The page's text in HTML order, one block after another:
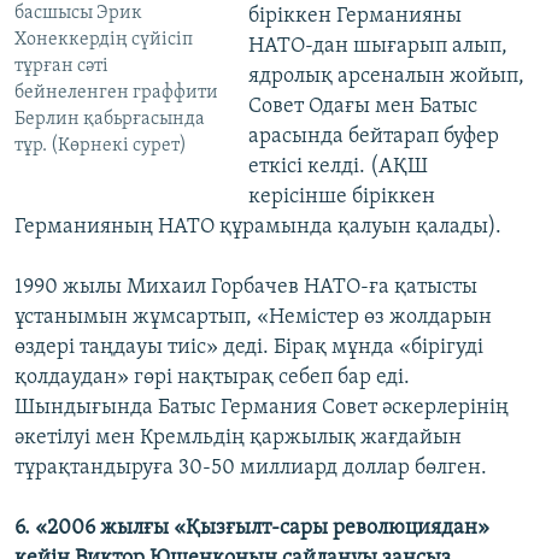
басшысы Эрик
Хонеккердің сүйісіп
тұрған сәті
бейнеленген граффити
Берлин қабьрғасында
тұр. (Көрнекі сурет)
біріккен Германияны
НАТО-дан шығарып алып,
ядролық арсеналын жойып,
Совет Одағы мен Батыс
арасында бейтарап буфер
еткісі келді. (АҚШ
керісінше біріккен
Германияның НАТО құрамында қалуын қалады).
1990 жылы Михаил Горбачев НАТО-ға қатысты
ұстанымын жұмсартып, «Немістер өз жолдарын
өздері таңдауы тиіс» деді. Бірақ мұнда «бірігуді
қолдаудан» гөрі нақтырақ себеп бар еді.
Шындығында Батыс Германия Совет әскерлерінің
әкетілуі мен Кремльдің қаржылық жағдайын
тұрақтандыруға 30-50 миллиард доллар бөлген.
6. «2006 жылғы «Қызғылт-сары революциядан»